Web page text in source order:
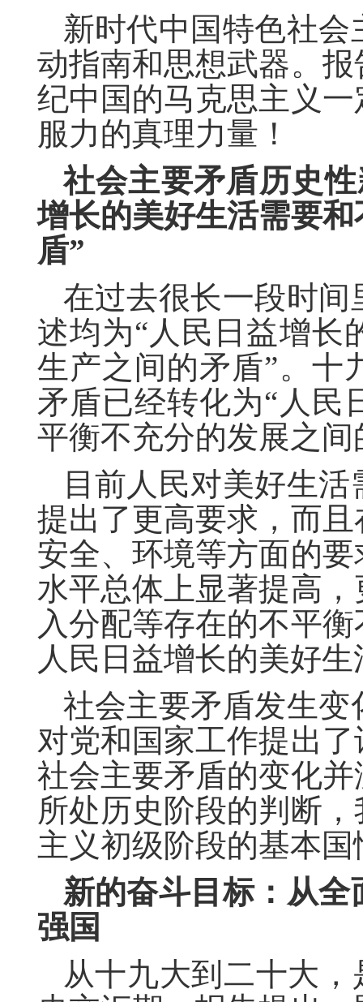
新时代中国特色社
动指南和思想武器。
纪中国的马克思主义
服力的真理力量！
社会主要矛盾历史
增长的美好生活需要
盾”
在过去很长一段时
述均为“人民日益增长
生产之间的矛盾”。十
矛盾已经转化为“人民
平衡不充分的发展之间
目前人民对美好生
提出了更高要求，而
安全、环境等方面的
水平总体上显著提高
入分配等存在的不平
人民日益增长的美好
社会主要矛盾发生
对党和国家工作提出
社会主要矛盾的变化
所处历史阶段的判断
主义初级阶段的基本
新的奋斗目标：从
强国
从十九大到二十大